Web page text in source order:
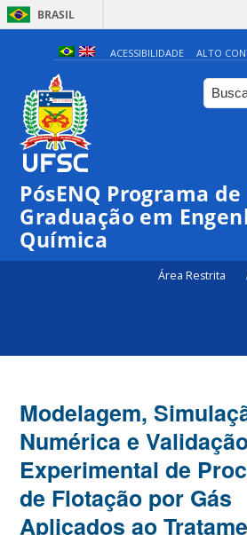
BRASIL
ACESSIBILIDADE ALTO
PósENQ Programa de
Graduação em
Química
Área Restrita
Modelagem,
Numérica e
Experimental de
de Flotação por Gás
Aplicados ao